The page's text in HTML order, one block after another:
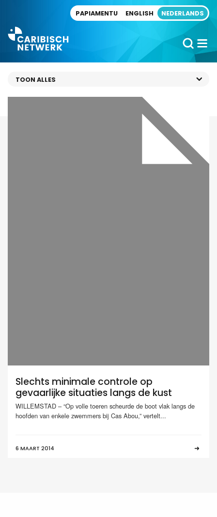
PAPIAMENTU ENGLISH NEDERLANDS
Slechts minimale controle op
gevaarlijke situaties langs de kust
WILLEMSTAD – “Op volle toeren scheurde de boot vlak langs de
hoofden van enkele zwemmers bij Cas Abou,” vertelt...
6 MAART 2014